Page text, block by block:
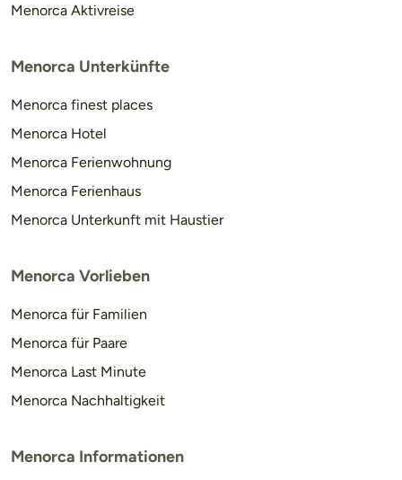
Menorca Aktivreise
Menorca Unterkünfte
Menorca finest places
Menorca Hotel
Menorca Ferienwohnung
Menorca Ferienhaus
Menorca Unterkunft mit Haustier
Menorca Vorlieben
Menorca für Familien
Menorca für Paare
Menorca Last Minute
Menorca Nachhaltigkeit
Menorca Informationen